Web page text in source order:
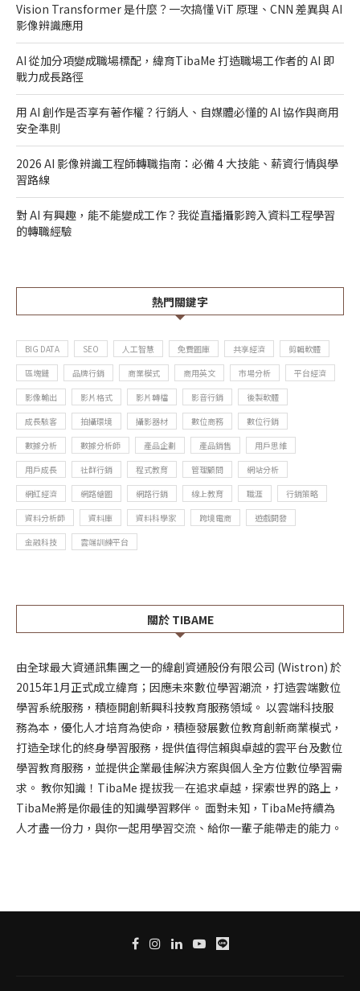
Vision Transformer 是什麼？一次搞懂 ViT 原理、CNN 差異與 AI
影像辨識應用
AI 從加分項變成職場標配，緯育TibaMe 打造職場工作者的 AI 即
戰力成長路徑
用 AI 創作是否享有著作權？行銷人、自媒體必懂的 AI 協作與商用
安全準則
2026 AI 影像辨識工程師轉職指南：必備 4 大技能、薪資行情與學
習路線
對 AI 有興趣，能不能變成工作？我從直播攝影跨入資料工程學習
的轉職經驗
熱門關鍵字
BIG DATA SEO 人工智慧 免費圖庫 共享經濟
剪輯軟體
區塊鏈
品牌行銷 商業模式 商用英文 市場分析
平台經濟
影像輸出
影片格式 影片轉檔 影音行銷
後製軟體
成長駭客
拍攝環境 攝影器材 數位商務
數位行銷
數據分析
數據分析師 產品企劃 產品銷售
用戶思維
用戶成長
社群行銷 程式教育 管理顧問
網站分析
網紅經濟
網路繪圖 網路行銷 線上教育 職涯
行銷策略
資料分析師
資料庫 資料科學家 跨境電商
遊戲開發
金融科技
雲端訓練平台
關於 TIBAME
由全球最大資通訊集團之一的緯創資通股份有限公司 (Wistron) 於
2015年1月正式成立緯育；因應未來數位學習潮流，打造雲端數位
學習系統服務，積極開創新興科技教育服務領域。 以雲端科技服
務為本，優化人才培育為使命，積極發展數位教育創新商業模式，
打造全球化的終身學習服務，提供值得信賴與卓越的雲平台及數位
學習教育服務，並提供企業最佳解決方案與個人全方位數位學習需
求。 教你知識！TibaMe 提拔我—在追求卓越，探索世界的路上，
TibaMe將是你最佳的知識學習夥伴。 面對未知，TibaMe持續為
人才盡一份力，與你一起用學習交流、給你一輩子能帶走的能力。